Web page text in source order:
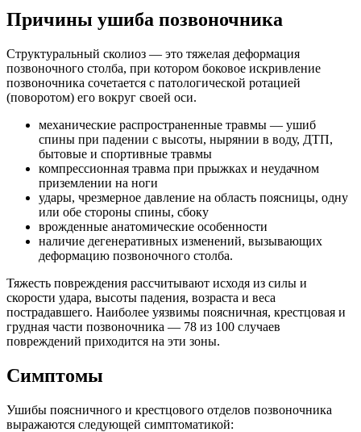
Причины ушиба позвоночника
Структуральный сколиоз — это тяжелая деформация
позвоночного столба, при котором боковое искривление
позвоночника сочетается с патологической ротацией
(поворотом) его вокруг своей оси.
механические распространенные травмы — ушиб
спины при падении с высоты, нырянии в воду, ДТП,
бытовые и спортивные травмы
компрессионная травма при прыжках и неудачном
приземлении на ноги
удары, чрезмерное давление на область поясницы, одну
или обе стороны спины, сбоку
врожденные анатомические особенности
наличие дегенеративных изменений, вызывающих
деформацию позвоночного столба.
Тяжесть повреждения рассчитывают исходя из силы и
скорости удара, высоты падения, возраста и веса
пострадавшего. Наиболее уязвимы поясничная, крестцовая и
грудная части позвоночника — 78 из 100 случаев
повреждений приходится на эти зоны.
Симптомы
Ушибы поясничного и крестцового отделов позвоночника
выражаются следующей симптоматикой: